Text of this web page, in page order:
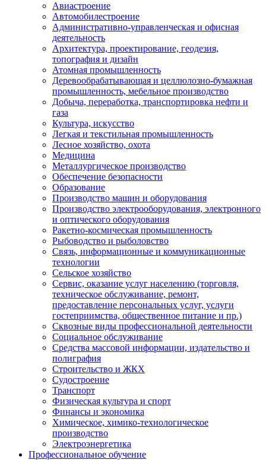
Авиастроение
Автомобилестроение
Административно-управленческая и офисная
деятельность
Архитектура, проектирование, геодезия,
топография и дизайн
Атомная промышленность
Деревообрабатывающая и целлюлозно-бумажная
промышленность, мебельное производство
Добыча, переработка, транспортировка нефти и
газа
Культура, искусство
Легкая и текстильная промышленность
Лесное хозяйство, охота
Медицина
Металлургическое производство
Обеспечение безопасности
Образование
Производство машин и оборудования
Производство электрооборудования, электронного
и оптического оборудования
Ракетно-космическая промышленность
Рыбоводство и рыболовство
Связь, информационные и коммуникационные
технологии
Сельское хозяйство
Сервис, оказание услуг населению (торговля,
техническое обслуживание, ремонт,
предоставление персональных услуг, услуги
гостеприимства, общественное питание и пр.)
Сквозные виды профессиональной деятельности
Социальное обслуживание
Средства массовой информации, издательство и
полиграфия
Строительство и ЖКХ
Судостроение
Транспорт
Физическая культура и спорт
Финансы и экономика
Химическое, химико-технологическое
производство
Электроэнергетика
Профессиональное обучение